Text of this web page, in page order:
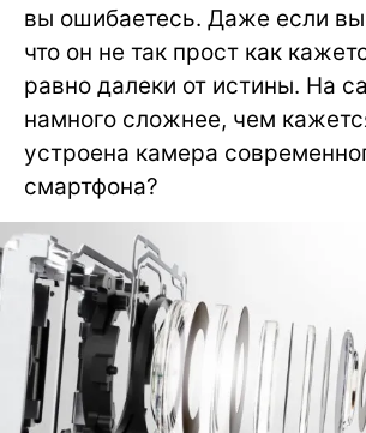
вы ошибаетесь. Даже если
что он не так прост как
равно далеки от истины. На
намного сложнее, чем
устроена камера
смартфона?